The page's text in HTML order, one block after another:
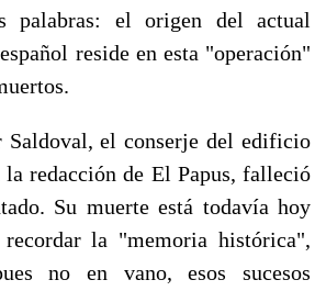
palabras: el origen del actual
reside en esta "operación"
Saldoval, el conserje del edificio
la redacción de El Papus, falleció
Su muerte está todavía hoy
la "memoria histórica",
no en vano, esos sucesos